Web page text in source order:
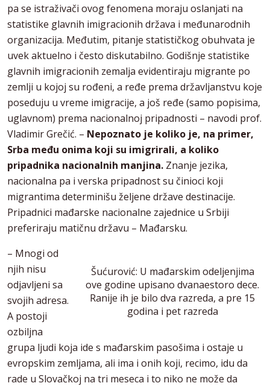
pa se istraživači ovog fenomena moraju oslanjati na
statistike glavnih imigracionih država i međunarodnih
organizacija. Međutim, pitanje statističkog obuhvata je
uvek aktuelno i često diskutabilno. Godišnje statistike
glavnih imigracionih zemalja evidentiraju migrante po
zemlji u kojoj su rođeni, a ređe prema državljanstvu koje
poseduju u vreme imigracije, a još ređe (samo popisima,
uglavnom) prema nacionalnoj pripadnosti – navodi prof.
Vladimir Grečić. – Nepoznato je koliko je, na primer,
Srba među onima koji su imigrirali, a koliko
pripadnika nacionalnih manjina. Znanje jezika,
nacionalna pa i verska pripadnost su činioci koji
migrantima determinišu željene države destinacije.
Pripadnici mađarske nacionalne zajednice u Srbiji
preferiraju matičnu državu – Mađarsku.
Šućurović: U mađarskim odeljenjima
ove godine upisano dvanaestoro dece.
Ranije ih je bilo dva razreda, a pre 15
godina i pet razreda
– Mnogi od
njih nisu
odjavljeni sa
svojih adresa.
A postoji
ozbiljna
grupa ljudi koja ide s mađarskim pasošima i ostaje u
evropskim zemljama, ali ima i onih koji, recimo, idu da
rade u Slovačkoj na tri meseca i to niko ne može da